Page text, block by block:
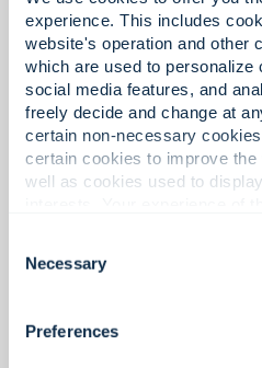
experience. This includes
website's operation and other
which are used to personalize
social media features, and
freely decide and change at
certain non-necessary
certain cookies to improve
well as cookies used to
cookies. Click "Show details"
about who we share your
Selection
Necessary
Preferences
en vrijstaande
(FSED's)
brandveiligheid en
ontworpen ter